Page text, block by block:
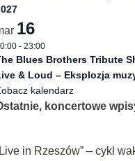
16
- 23:00
Blues Brothers Tribute
& Loud – Eksplozja
kalendarz
koncertowe
in Rzeszów” – cykl